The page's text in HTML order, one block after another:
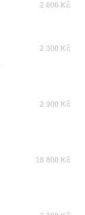
2 800 Kč
2 300 Kč
2 900 Kč
18 800 Kč